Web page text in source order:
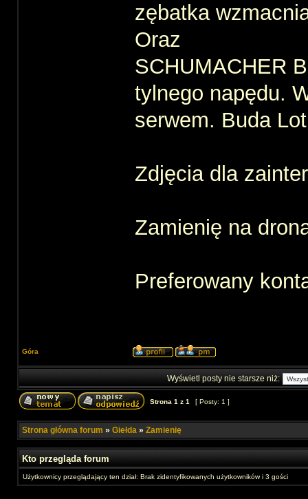
zębatka
Oraz
SCHUMACHER
tylnego napędu.
serwem. Buda
Zdjęcia dla
Zamienię na
Preferowany
Góra
Wyświetl posty nie starsze niż:
Strona 1 z 1 [ Posty: 1 ]
Strona główna forum » Giełda » Zamienię
Kto przegląda forum
Użytkownicy przeglądający ten dział: Brak zidentyfikowanych użytkowników i 3 gości